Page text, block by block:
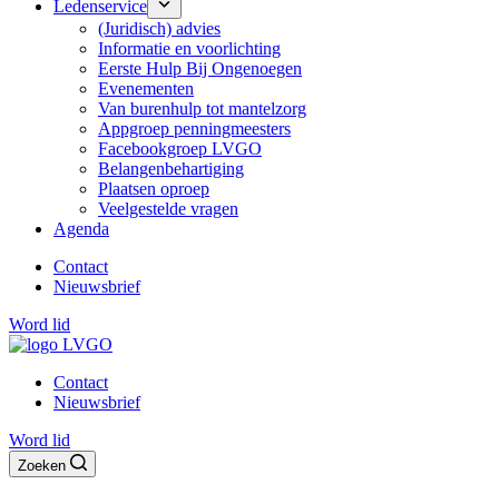
Ledenservice
(Juridisch) advies
Informatie en voorlichting
Eerste Hulp Bij Ongenoegen
Evenementen
Van burenhulp tot mantelzorg
Appgroep penningmeesters
Facebookgroep LVGO
Belangenbehartiging
Plaatsen oproep
Veelgestelde vragen
Agenda
Contact
Nieuwsbrief
Word lid
Contact
Nieuwsbrief
Word lid
Zoeken